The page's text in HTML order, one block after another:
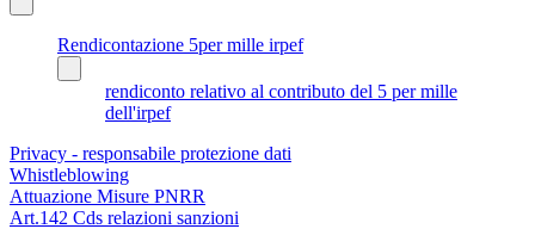
Rendicontazione 5per mille irpef
rendiconto relativo al contributo del 5 per mille
dell'irpef
Privacy - responsabile protezione dati
Whistleblowing
Attuazione Misure PNRR
Art.142 Cds relazioni sanzioni